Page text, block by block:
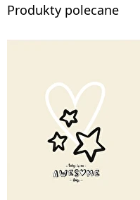
Produkty polecane